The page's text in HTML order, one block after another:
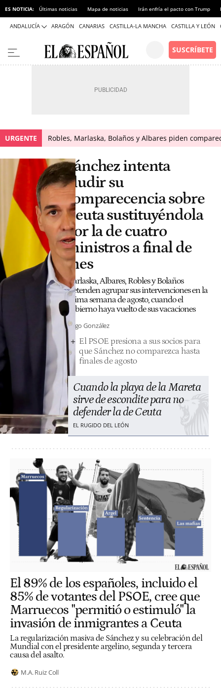
ES NOTICIA: Últimas noticias Mapa de noticias Irán enfría el pacto con Trump
ANDALUCÍA ARAGÓN CANARIAS CASTILLA-LA MANCHA CASTILLA Y LEÓN
URGENTE Robles, Marlaska, Bolaños y Albares piden
Sánchez intenta
eludir su
comparecencia sobre
Ceuta sustituyéndola
por la de cuatro
ministros a final de
mes
Marlaska, Albares, Robles y Bolaños
pretenden agrupar sus intervenciones en la
última semana de agosto, cuando el
Gobierno haya vuelto de sus vacaciones
Diego González
El PSOE presiona a sus socios para
que Sánchez no comparezca hasta
finales de agosto
Cuando la playa de la Mareta
sirve de escondite para no
defender la de Ceuta
EL RUGIDO DEL LEÓN
El 89% de los españoles, incluido el
85% de votantes del PSOE, cree que
Marruecos "permitió o estimuló" la
invasión de inmigrantes a Ceuta
La regularización masiva de Sánchez y su celebración del
Mundial con el presidente argelino, segunda y tercera
causa del asalto.
M.A. Ruiz Coll